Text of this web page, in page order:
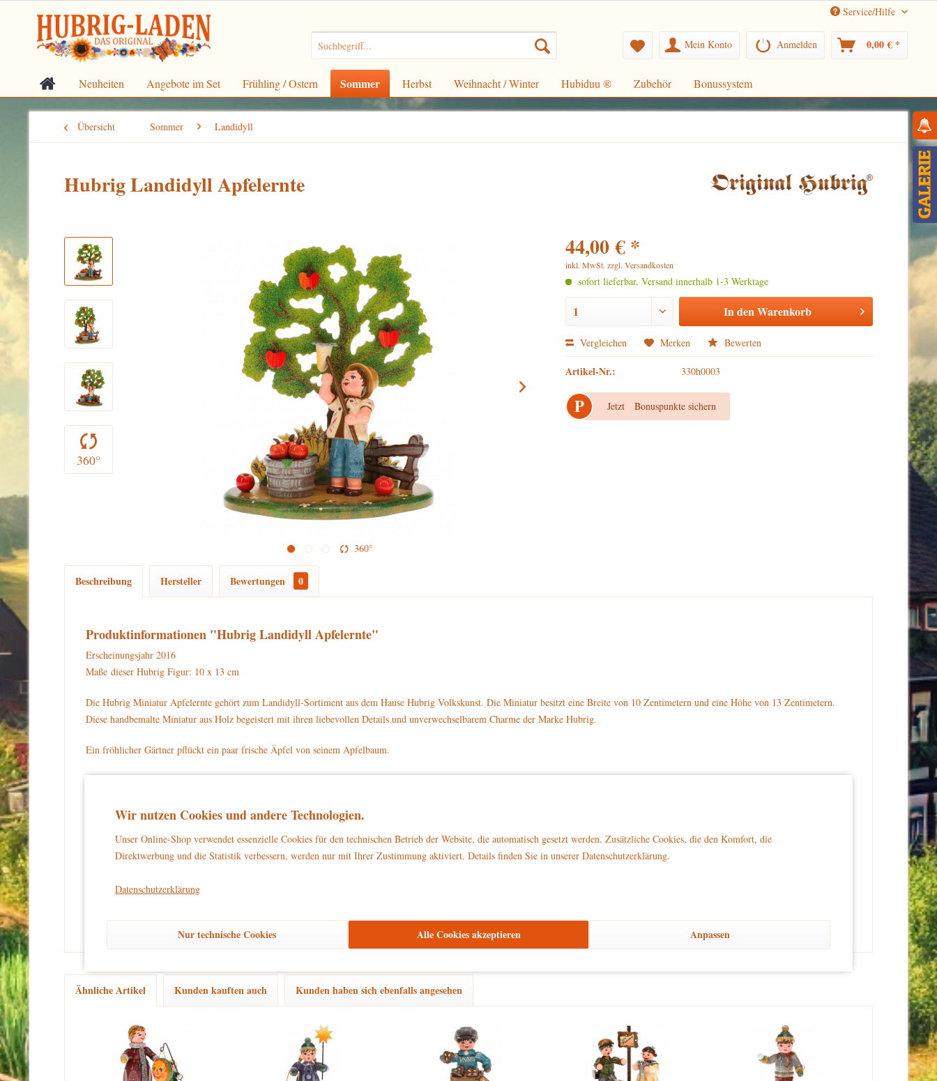
Service/Hilfe
Mein Konto Anmelden 0,00 € *
Neuheiten Angebote im Set Frühling / Ostern Sommer Herbst Weihnacht / Winter Hubiduu ® Zubehör Bonussystem
Übersicht Sommer Landidyll
Hubrig Landidyll Apfelernte
360°
360°
44,00 € *
inkl. MwSt.zzgl. Versandkosten
sofort lieferbar, Versand innerhalb 1-3 Werktage
In denWarenkorb
Vergleichen Merken Bewerten
Artikel-Nr.: 330h0003
P Jetzt Bonuspunkte sichern
Beschreibung Hersteller Bewertungen 0
Produktinformationen "Hubrig Landidyll Apfelernte"
Erscheinungsjahr 2016
Maße dieser Hubrig Figur: 10 x 13 cm
Die Hubrig Miniatur Apfelernte gehört zum Landidyll-Sortiment aus dem Hause Hubrig Volkskunst. Die Miniatur besitzt eine Breite von 10 Zentimetern und eine Höhe von 13 Zentimetern.
Diese handbemalte Miniatur aus Holz begeistert mit ihren liebevollen Details und unverwechselbarem Charme der Marke Hubrig.
Ein fröhlicher Gärtner pflückt ein paar frische Äpfel von seinem Apfelbaum.
braunen Sockel.
Für Ihre Sammlung können Sie die Hubrig Miniatur Apfelernte mit der Artikelnummer 330h0003 direkt auf www.hubrig-laden.de bestellen.
Dieses Produkt istkein Spielzeug
Ähnliche Artikel Kunden kauften auch Kunden haben sich ebenfalls angesehen
Wir nutzen Cookies und andere Technologien.
Unser Online-Shop verwendet essenzielle Cookies für den technischen Betrieb der Website, die automatisch gesetzt werden. Zusätzliche Cookies, die den Komfort, die
Direktwerbung und die Statistik verbessern, werden nur mit Ihrer Zustimmung aktiviert. Details finden Sie in unserer Datenschutzerklärung.
Datenschutzerklärung
Nur technische Cookies Alle Cookies akzeptieren Anpassen